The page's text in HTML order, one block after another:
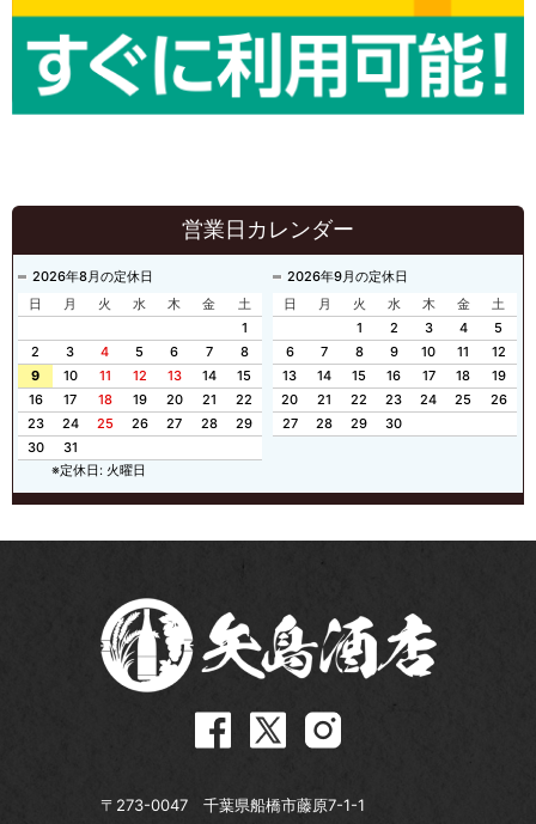
営業日カレンダー
2026年8月の定休日
日
月 火 水 木 金
土
1
2
3 4 5 6 7
8
9
10 11 12 13 14
15
16
17 18 19 20 21
22
23
24 25 26 27 28
29
30
31
2026年9月の定休日
日
月 火 水 木 金
土
1
2 3 4
5
6
7 8 9 10 11
12
13
14 15 16 17 18
19
20
21 22 23 24 25
26
27
28 29 30
※定休日: 火曜日
〒273-0047 千葉県船橋市藤原7-1-1